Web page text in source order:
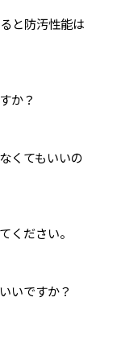
と防汚性能は
か？
くてもいいの
ください。
いですか？